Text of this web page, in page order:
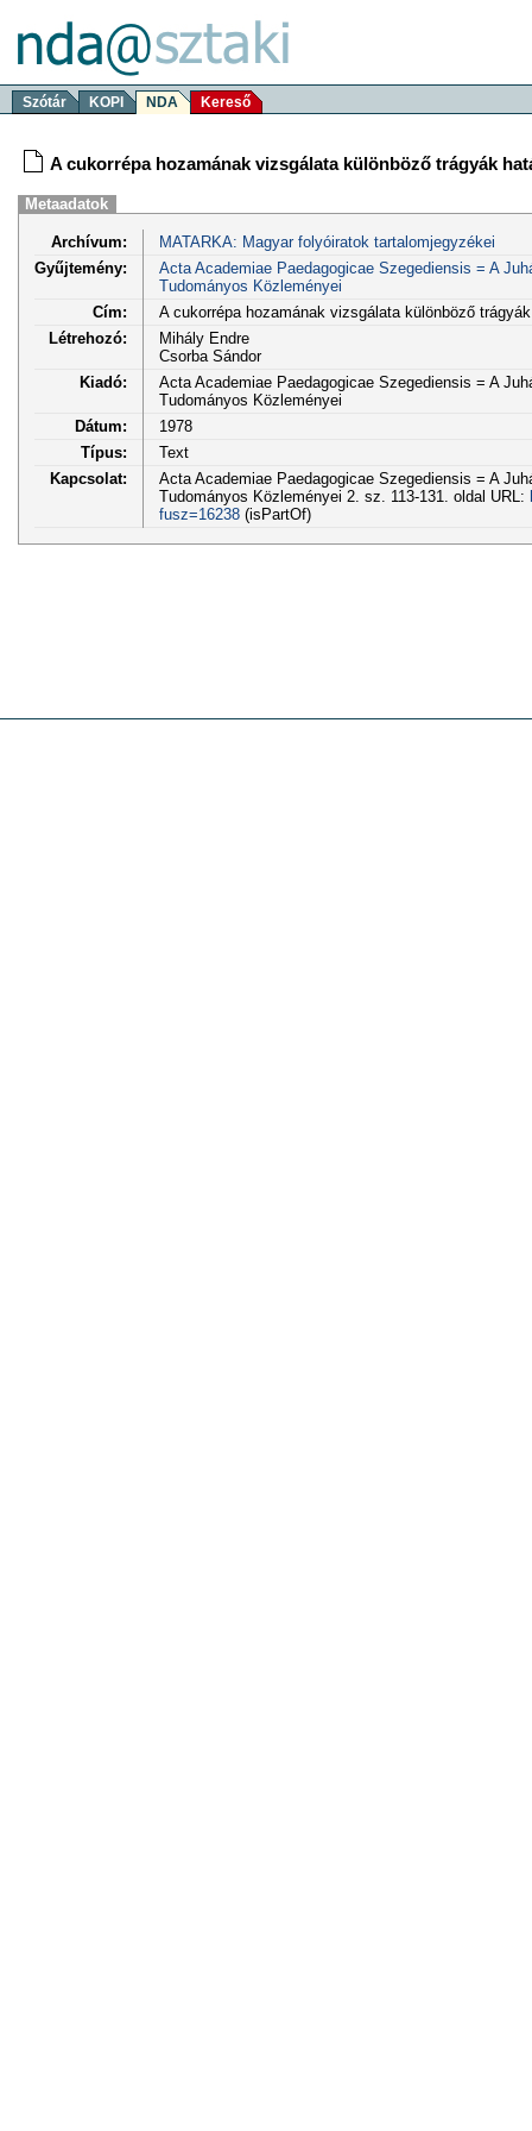
Szótár KOPI NDA Kereső
A cukorrépa hozamának vizsgálata különböző trágyák
Metaadatok
Archívum:
MATARKA: Magyar folyóiratok tartalomjegyzékei
Gyűjtemény:
Acta Academiae Paedagogicae Szegediensis = A
Tudományos Közleményei
Cím:
A cukorrépa hozamának vizsgálata különböző
Létrehozó:
Mihály Endre
Csorba Sándor
Kiadó:
Acta Academiae Paedagogicae Szegediensis = A
Tudományos Közleményei
Dátum:
1978
Típus:
Text
Kapcsolat:
Acta Academiae Paedagogicae Szegediensis = A
Tudományos Közleményei 2. sz. 113-131. oldal URL:
fusz=16238(isPartOf)